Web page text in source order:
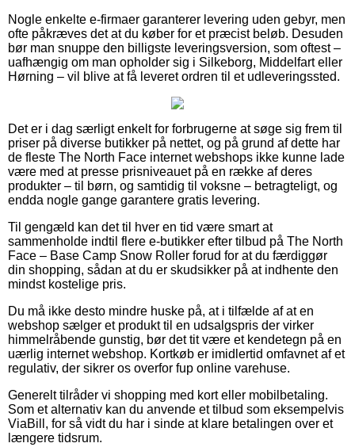
Nogle enkelte e-firmaer garanterer levering uden gebyr, men
ofte påkræves det at du køber for et præcist beløb. Desuden
bør man snuppe den billigste leveringsversion, som oftest –
uafhængig om man opholder sig i Silkeborg, Middelfart eller
Hørning – vil blive at få leveret ordren til et udleveringssted.
Det er i dag særligt enkelt for forbrugerne at søge sig frem til
priser på diverse butikker på nettet, og på grund af dette har
de fleste The North Face internet webshops ikke kunne lade
være med at presse prisniveauet på en række af deres
produkter – til børn, og samtidig til voksne – betragteligt, og
endda nogle gange garantere gratis levering.
Til gengæld kan det til hver en tid være smart at
sammenholde indtil flere e-butikker efter tilbud på The North
Face – Base Camp Snow Roller forud for at du færdiggør
din shopping, sådan at du er skudsikker på at indhente den
mindst kostelige pris.
Du må ikke desto mindre huske på, at i tilfælde af at en
webshop sælger et produkt til en udsalgspris der virker
himmelråbende gunstig, bør det tit være et kendetegn på en
uærlig internet webshop. Kortkøb er imidlertid omfavnet af et
regulativ, der sikrer os overfor fup online varehuse.
Generelt tilråder vi shopping med kort eller mobilbetaling.
Som et alternativ kan du anvende et tilbud som eksempelvis
ViaBill, for så vidt du har i sinde at klare betalingen over et
længere tidsrum.